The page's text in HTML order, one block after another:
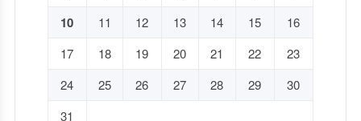
10 11 12 13 14 15
16
17
18 19 20 21 22
23
24
25 26 27 28 29
30
31